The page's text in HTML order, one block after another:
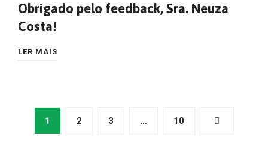
Obrigado pelo feedback, Sra. Neuza
Costa!
LER MAIS
1 2 3 … 10